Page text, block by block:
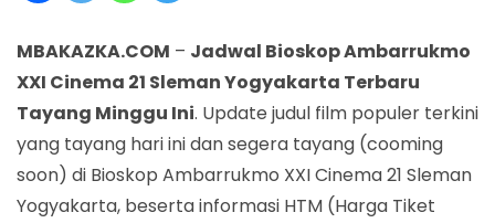
MBAKAZKA.COM – Jadwal Bioskop Ambarrukmo
XXI Cinema 21 Sleman Yogyakarta Terbaru
Tayang Minggu Ini. Update judul film populer terkini
yang tayang hari ini dan segera tayang (cooming
soon) di Bioskop Ambarrukmo XXI Cinema 21 Sleman
Yogyakarta, beserta informasi HTM (Harga Tiket